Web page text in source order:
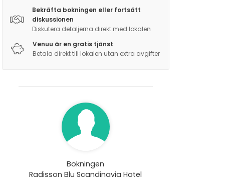
Bekräfta bokningen eller fortsätt
diskussionen
Diskutera detaljerna direkt med lokalen
Venuu är en gratis tjänst
Betala direkt till lokalen utan extra avgifter
Bokningen
Radisson Blu Scandinavia Hotel